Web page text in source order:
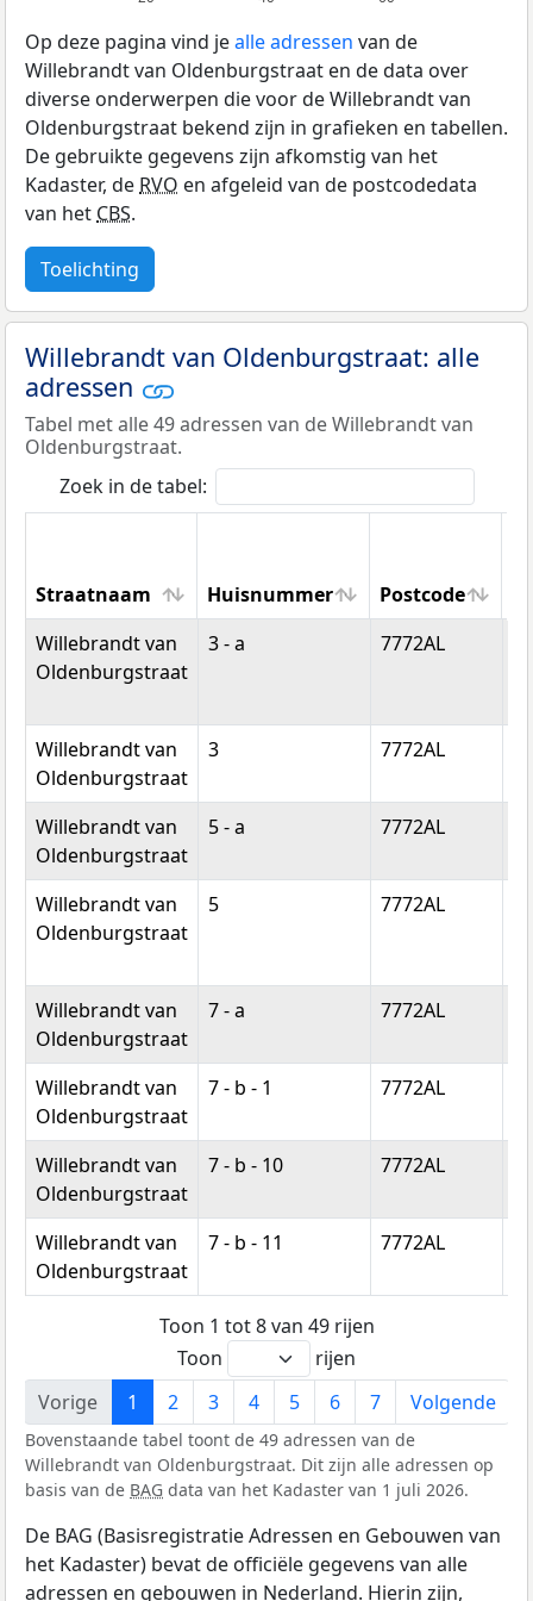
Op deze pagina vind jealle adressen van de
Willebrandt van Oldenburgstraat en de data over
diverse onderwerpen die voor de Willebrandt van
Oldenburgstraat bekend zijn in grafieken en tabellen.
De gebruikte gegevens zijn afkomstig van het
Kadaster, deRVO en afgeleid van de postcodedata
van hetCBS.
Toelichting
Willebrandt van Oldenburgstraat: alle
adressen
Tabel met alle 49 adressen van de Willebrandt van
Oldenburgstraat.
Zoek in de tabel:
Straatnaam Huisnummer Postcode
Straatnaam
Huisnummer Postcode
Willebrandt van
Oldenburgstraat
3 - a 7772AL
Willebrandt van
Oldenburgstraat
3 7772AL
Willebrandt van
Oldenburgstraat
5 - a 7772AL
Willebrandt van
Oldenburgstraat
5 7772AL
Willebrandt van
Oldenburgstraat
7 - a 7772AL
Willebrandt van
Oldenburgstraat
7 - b - 1 7772AL
Willebrandt van
Oldenburgstraat
7 - b - 10 7772AL
Willebrandt van
Oldenburgstraat
7 - b - 11 7772AL
Toon 1 tot 8 van 49 rijen
Toon
rijen
Vorige
1 2 3 4 5 6 7 Volgende
Bovenstaande tabel toont de 49 adressen van de
Willebrandt van Oldenburgstraat. Dit zijn alle adressen op
basis van de BAG data van het Kadaster van 1 juli 2026.
De BAG (Basisregistratie Adressen en Gebouwen van
het Kadaster) bevat de officiële gegevens van alle
adressen en gebouwen in Nederland. Hierin zijn,